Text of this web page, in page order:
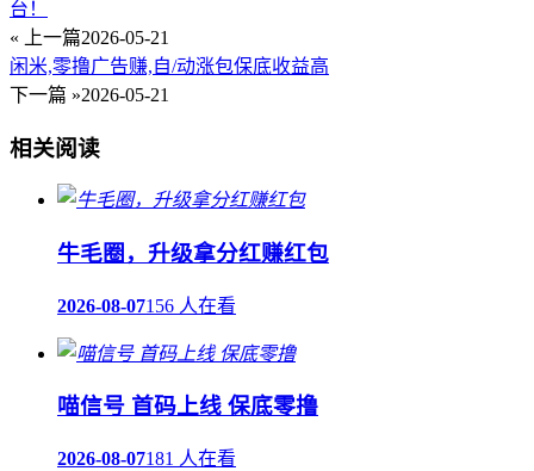
台！
« 上一篇2026-05-21
闲米,零撸广告赚,自/动涨包保底收益高
下一篇 »2026-05-21
相关阅读
牛毛圈，升级拿分红赚红包
2026-08-07156 人在看
喵信号 首码上线 保底零撸
2026-08-07181 人在看